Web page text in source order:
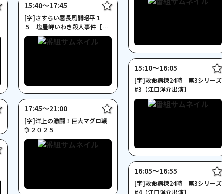
15:40〜17:45
[字]さすらい署長風間昭平１
５ 塩屋岬いわき殺人事件【北
大路欣也主演２Ｈサスペンス】
17:45〜21:00
[字]洋上の激闘！巨大マグロ戦
争２０２５
15:10〜16:05
[字]救命病棟24時 第3シリーズ
#3【江口洋介出演】
16:05〜16:55
[字]救命病棟24時 第3シリーズ
#4【江口洋介出演】